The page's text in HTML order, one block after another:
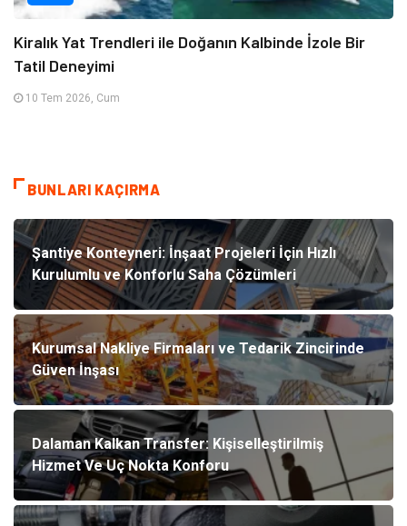
Kiralık Yat Trendleri ile Doğanın Kalbinde İzole Bir
Tatil Deneyimi
10 Tem 2026, Cum
BUNLARI KAÇIRMA
Şantiye Konteyneri: İnşaat Projeleri İçin Hızlı
Kurulumlu ve Konforlu Saha Çözümleri
Kurumsal Nakliye Firmaları ve Tedarik Zincirinde
Güven İnşası
Dalaman Kalkan Transfer: Kişiselleştirilmiş
Hizmet Ve Uç Nokta Konforu